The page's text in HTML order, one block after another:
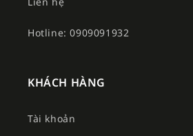
Hotline: 0909091932
KHÁCH HÀNG
Tài khoản